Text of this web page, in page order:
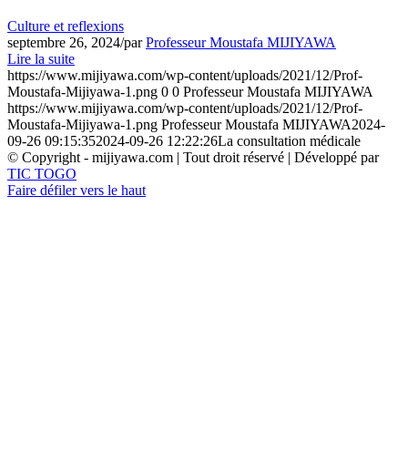
Culture et reflexions
septembre 26, 2024/parProfesseur Moustafa MIJIYAWA
Lire la suite
https://www.mijiyawa.com/wp-content/uploads/2021/12/Prof-
Moustafa-Mijiyawa-1.png 0 0 Professeur Moustafa MIJIYAWA
https://www.mijiyawa.com/wp-content/uploads/2021/12/Prof-
Moustafa-Mijiyawa-1.png Professeur Moustafa MIJIYAWA2024-
09-26 09:15:352024-09-26 12:22:26La consultation médicale
© Copyright - mijiyawa.com | Tout droit réservé | Développé par
TIC TOGO
Faire défiler vers le haut